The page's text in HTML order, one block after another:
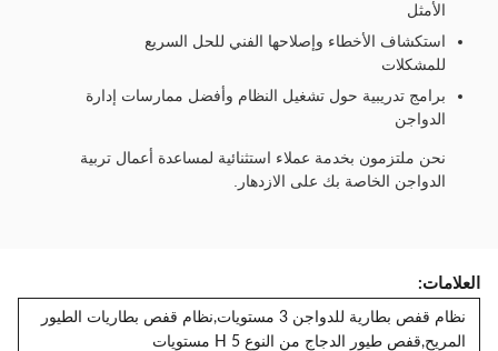
الأمثل
استكشاف الأخطاء وإصلاحها الفني للحل السريع
للمشكلات
برامج تدريبية حول تشغيل النظام وأفضل ممارسات إدارة
الدواجن
نحن ملتزمون بخدمة عملاء استثنائية لمساعدة أعمال تربية
الدواجن الخاصة بك على الازدهار.
العلامات:
نظام قفص بطارية للدواجن 3 مستويات,نظام قفص بطاريات الطيور
المريح,قفص طيور الدجاج من النوع H 5 مستويات